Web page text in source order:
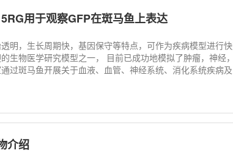
用于观察GFP在斑马鱼上表达
明，生长周期快，基因保守等特点，可作为疾病模型进行
生物医学研究模型之一， 目前已成功地模拟了肿瘤，神经
过斑马鱼开展关于血液、血管、神经系统、消化系统疾病
介绍